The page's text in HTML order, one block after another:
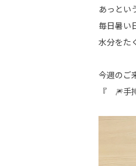
あっとい
毎日暑い
水分をた
今週のご
『 🎆手